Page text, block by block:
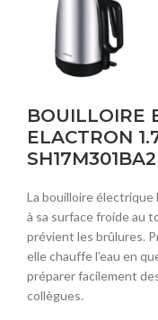
BOUILLOIRE
ELACTRON
SH17M301BA2
La bouilloire
à sa surface froide au
prévient les brûlures.
elle chauffe l’eau en
préparer facilement
collègues.